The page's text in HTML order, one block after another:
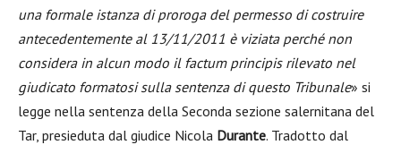
una formale istanza di proroga del permesso di costruire
antecedentemente al 13/11/2011 è viziata perché non
considera in alcun modo il factum principis rilevato nel
giudicato formatosi sulla sentenza di questo Tribunale» si
legge nella sentenza della Seconda sezione salernitana del
Tar, presieduta dal giudice Nicola Durante. Tradotto dal